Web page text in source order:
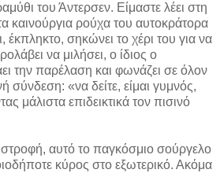
του Άντερσεν. Είμαστε λέει στη
καινούργια ρούχα του αυτοκράτορα
έκπληκτο, σηκώνει το χέρι του για να
να μιλήσει, ο ίδιος ο
την παρέλαση και φωνάζει σε όλον
σύνδεση: «να δείτε, είμαι γυμνός,
μάλιστα επιδεικτικά τον πισινό
αυτό το παγκόσμιο σούργελο
κύρος στο εξωτερικό. Ακόμα